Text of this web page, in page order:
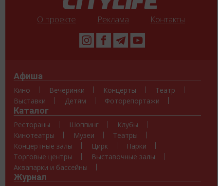
О проекте Реклама Контакты
Афиша
Кино Вечеринки Концерты
Театр
Выставки
Детям Фоторепортажи
Каталог
Рестораны Шоппинг
Клубы
Кинотеатры
Музеи
Театры
Концертные залы
Цирк
Парки
Торговые центры
Выставочные залы
Аквапарки и бассейны
Журнал